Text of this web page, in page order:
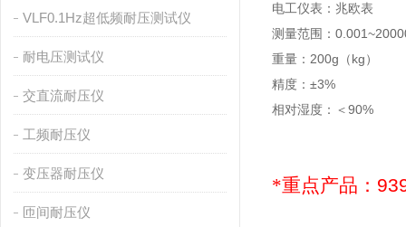
VLF0.1Hz超低频耐压测试仪
耐电压测试仪
交直流耐压仪
工频耐压仪
变压器耐压仪
匝间耐压仪
电工仪表：兆欧表
测量范围：
重量：200g（kg）
精度：±3%
相对湿度：＜90%
*重点产品 ：